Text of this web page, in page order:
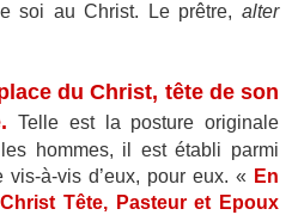
soi au Christ. Le prêtre, alter
du Christ, tête de son
Telle est la posture originale
hommes, il est établi parmi
à-vis d’eux, pour eux. « En
Tête, Pasteur et Epoux